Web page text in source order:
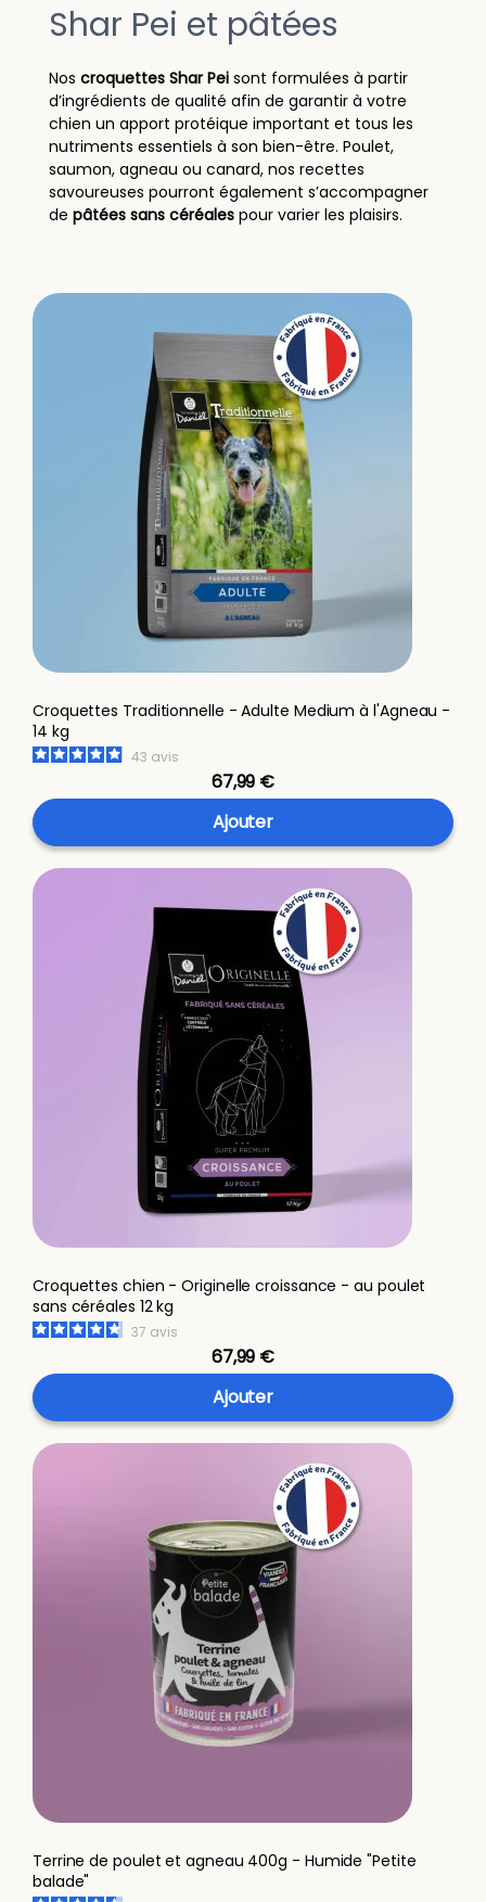
Shar Pei et pâtées
Nos croquettes Shar Pei sont formulées à partir
d’ingrédients de qualité afin de garantir à votre
chien un apport protéique important et tous les
nutriments essentiels à son bien-être. Poulet,
saumon, agneau ou canard, nos recettes
savoureuses pourront également s’accompagner
de pâtées sans céréales pour varier les plaisirs.
Croquettes Traditionnelle - Adulte Medium à l'Agneau -
14 kg
43 avis
67,99 €
Ajouter
Croquettes chien - Originelle croissance - au poulet
sans céréales 12 kg
37 avis
67,99 €
Ajouter
Terrine de poulet et agneau 400g - Humide "Petite
balade"